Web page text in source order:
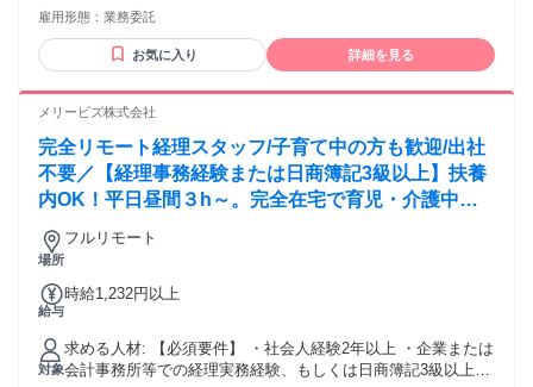
きる方、未経験であっても抵抗がなく自ら習得することがで
きる方 【歓迎要件】 ・会計ソフトの利用経験 （freee会計 /
MF(マネーフォワード)クラウド 等） ・ワークフローシステム
チームで業務に取り組むのが好きな方 【用意が必要な環境】
コン （※１）（※２）（※３） ・インターネット環境：速
度10Mbps以上 （※４） ・有料のセキュリティソフト ＜注
意事項＞ ※１：原則製造から３年以内のパソコン機器をご使
用ください。製造から8年以上経過している機器は不可です。
※２：WindowsOSをご使用される場合は、Microsoft社のサポ
以外をご使用される際はご留意ください。 ※４：業務に使用
選考対象外となる可能性がございます。
雇用形態： 業務委託
お気に入り 詳細を見る
メリービズ株式会社
完全リモート経理スタッフ/子育て中の方も歓迎/出社
不要／【経理事務経験または日商簿記3級以上】扶養
内OK！平日昼間３h～。完全在宅で育児・介護中の
方も大歓迎♪
場所
フルリモート
給与
時給1,232円以上
対象
求める人材: 【必須要件】 ・社会人経験2年以上 ・企業または
会計事務所等での経理実務経験、もしくは日商簿記3級以上の